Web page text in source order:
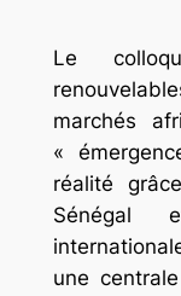
Le
marchés
«
réalité
Sénégal
une